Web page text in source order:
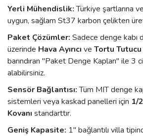
Yerli Mühendislik:Türkiye şartlarına
uygun, sağlam St37 karbon çelikten
Paket Çözümler: Sadece denge kabı
üzerinde Hava Ayırıcı ve Tortu Tutucu
barındıran "Paket Denge Kapları" ile 3
alabilirsiniz.
Sensör Bağlantısı:Tüm MIT denge
sistemleri veya kaskad panelleri için 1/
Kovanı standarttır.
Geniş Kapasite: 1" bağlantılı villa